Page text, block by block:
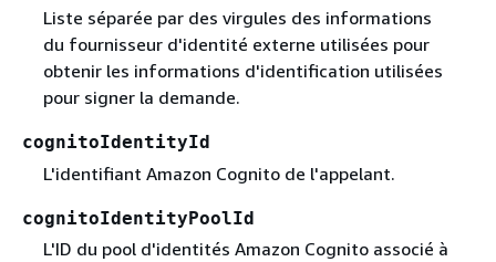
Liste séparée par des virgules des informations
du fournisseur d'identité externe utilisées pour
obtenir les informations d'identification utilisées
pour signer la demande.
cognitoIdentityId
L'identifiant Amazon Cognito de l'appelant.
cognitoIdentityPoolId
L'ID du pool d'identités Amazon Cognito associé à